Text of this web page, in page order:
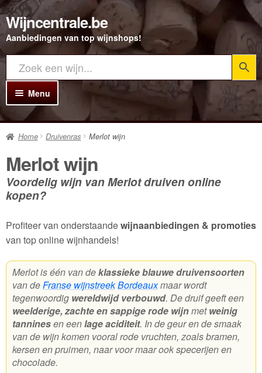
Ga
door
naar
navigatie
Ga
direct
naar
inhoud
Wijncentrale.be
Aanbiedingen van top wijnshops!
Menu
Home
Alle Wijnen
Witte wijn
Bubbels
Porto
Wijnpakketten
Kleine flesjes
Magnums
Cadeaubonnen
Home Druivenras Merlot wijn
Merlot wijn
Voordelig wijn van Merlot druiven online
kopen?
Profiteer van onderstaandewijnaanbiedingen & promoties
van top online wijnhandels!
Merlot is één van deklassieke blauwe druivensoorten
van deFranse wijnstreekBordeauxmaar wordt
tegenwoordig wereldwijd verbouwd. De druif geeft een
weelderige, zachte en sappige rode wijnmetweinig
tanninesen eenlage aciditeit. In de geur en de smaak
van de wijn komen vooral rode vruchten, zoals bramen,
kersen en pruimen, naar voor maar ook specerijen en
chocolade.